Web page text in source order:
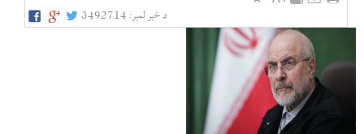
د خبر لمبر: 3492714